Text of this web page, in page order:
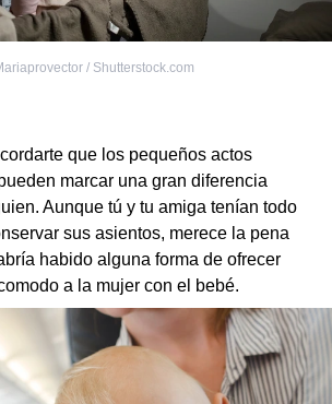
/ Shutterstock.com
que los pequeños actos
marcar una gran diferencia
Aunque tú y tu amiga tenían todo
sus asientos, merece la pena
habido alguna forma de ofrecer
a la mujer con el bebé.